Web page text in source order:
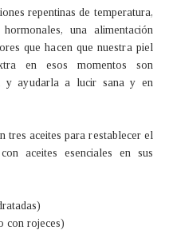
repentinas de temperatura,
una alimentación
que hacen que nuestra piel
en esos momentos son
y ayudarla a lucir sana y en
tres aceites para restablecer el
aceites esenciales en sus
con rojeces)